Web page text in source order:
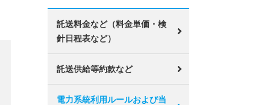
託送料金など（料金単価・検
針日程表など）
託送供給等約款など
電力系統利用ルールおよび当